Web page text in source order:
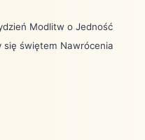
Modlitw o Jedność
się świętem Nawrócenia